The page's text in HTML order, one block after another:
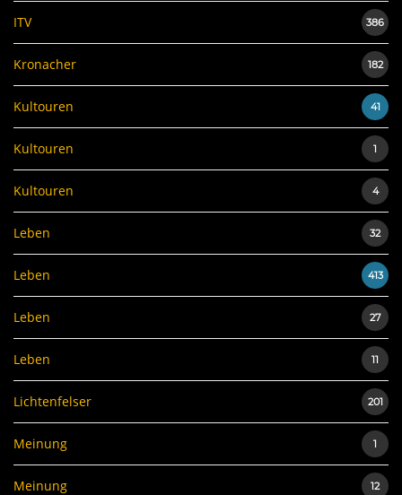
ITV 386
Kronacher 182
Kultouren 41
Kultouren 1
Kultouren 4
Leben 32
Leben 413
Leben 27
Leben 11
Lichtenfelser 201
Meinung 1
Meinung 12